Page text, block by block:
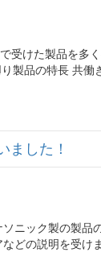
受けた製品を多
製品の特長 共
ました！
ニック製の製品
どの説明を受け